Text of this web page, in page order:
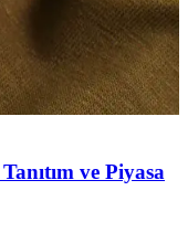
ve Piyasa